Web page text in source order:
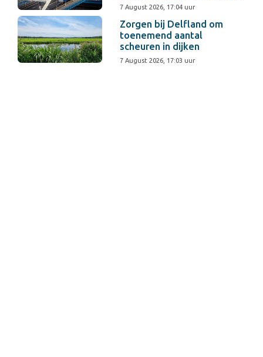
7 August 2026, 17:04 uur
Zorgen bij Delfland om
toenemend aantal
scheuren in dijken
7 August 2026, 17:03 uur